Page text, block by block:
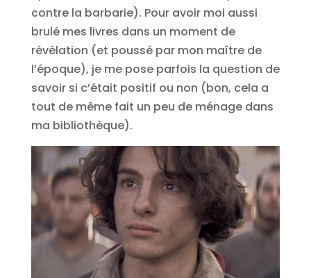
contre la barbarie). Pour avoir moi aussi
brulé mes livres dans un moment de
révélation (et poussé par mon maître de
l’époque), je me pose parfois la question de
savoir si c’était positif ou non (bon, cela a
tout de même fait un peu de ménage dans
ma bibliothèque).